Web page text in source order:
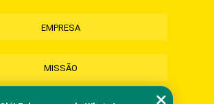
EMPRESA
MISSÃO